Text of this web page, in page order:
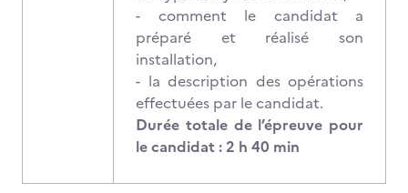
- comment le candidat a
préparé et réalisé son
installation,
- la description des opérations
effectuées par le candidat.
Durée totale de l’épreuve pour
le candidat : 2 h 40 min